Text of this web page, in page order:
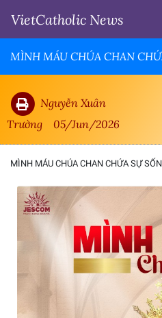
VietCatholic News
MÌNH MÁU CHÚA CHAN
Nguyễn Xuân
Trường
05/Jun/2026
MÌNH MÁU CHÚA CHAN CHỨA SỰ